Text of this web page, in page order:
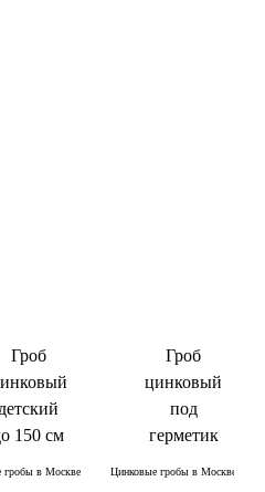
Гроб
детский
150 см
гробы в Москве
Гроб
цинковый
под
герметик
Цинковые гробы в Москве